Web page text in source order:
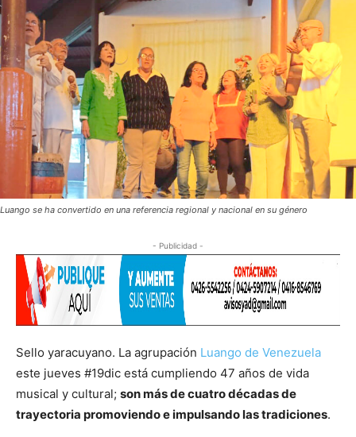
Luango se ha convertido en una referencia regional y nacional en su género
- Publicidad -
Sello yaracuyano. La agrupación Luango de Venezuela
este jueves #19dic está cumpliendo 47 años de vida
musical y cultural; son más de cuatro décadas de
trayectoria promoviendo e impulsando las tradiciones.